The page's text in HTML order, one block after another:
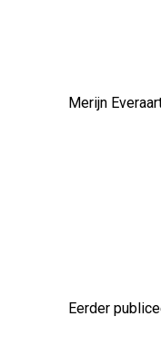
Merijn
Eerder